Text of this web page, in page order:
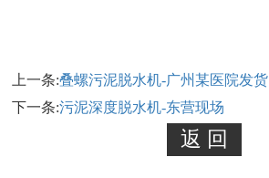
上一条:叠螺污泥脱水机-广州某医院发货
下一条:污泥深度脱水机-东营现场